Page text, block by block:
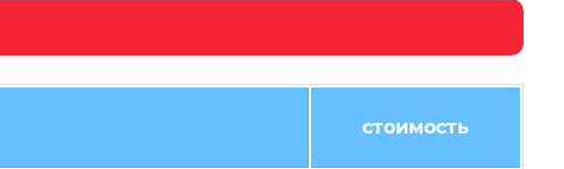
стоимость